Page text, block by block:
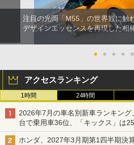
注目の光岡「M55」の世界観に触
デザインエッセンスを再現した相
● ● ● ● ●
アクセスランキング
1時間 24時間
2026年7月の車名別新車ランキン
台で乗用車36位、「キックス」は
ホンダ、2027年3月期第1四半期決